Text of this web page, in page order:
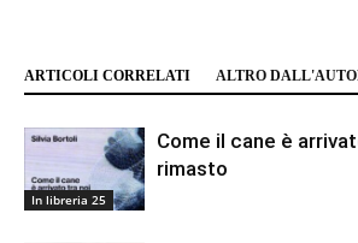
ARTICOLI CORRELATI ALTRO
In libreria 25
Come il cane è
rimasto